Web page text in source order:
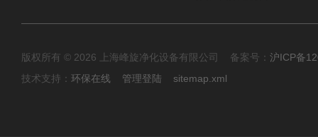
版权所有 © 2026 上海峰旋净化设备有限公司 备案号： 沪ICP备
技术支持： 环保在线 管理登陆 sitemap.xml